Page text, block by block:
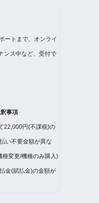
ートまで、オンライ
ンス中など、受付で
事項
22,000円(不課税)の
い不要金額が異な
種変更/機種のみ購入)
金(賦払金)の金額が